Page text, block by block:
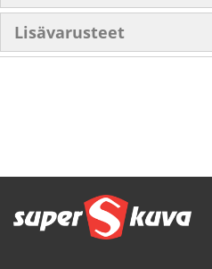
Lisävarusteet